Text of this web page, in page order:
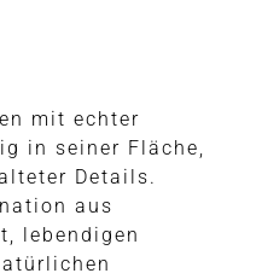
mit echter
in seiner Fläche,
Details.
aus
lebendigen